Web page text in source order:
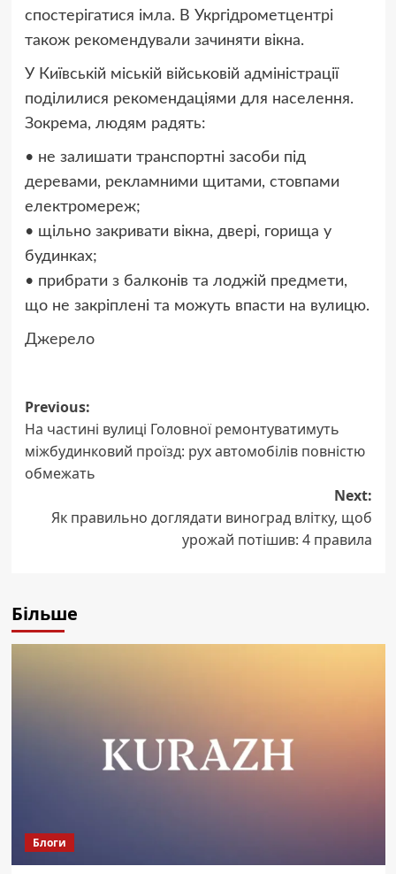
спостерігатися імла. В Укргідрометцентрі
також рекомендували зачиняти вікна.
У Київській міській військовій адміністрації
поділилися рекомендаціями для населення.
Зокрема, людям радять:
• не залишати транспортні засоби під
деревами, рекламними щитами, стовпами
електромереж;
• щільно закривати вікна, двері, горища у
будинках;
• прибрати з балконів та лоджій предмети,
що не закріплені та можуть впасти на вулицю.
Джерело
Post
navigation
Previous:
На частині вулиці Головної ремонтуватимуть
міжбудинковий проїзд: рух автомобілів повністю
обмежать
Next:
Як правильно доглядати виноград влітку, щоб
урожай потішив: 4 правила
Більше
Блоги